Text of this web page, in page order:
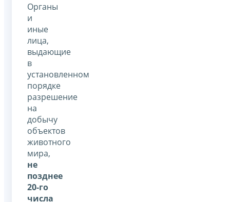
Органы
и
иные
лица,
выдающие
в
установленном
порядке
разрешение
на
добычу
объектов
животного
мира,
не
позднее
20-го
числа